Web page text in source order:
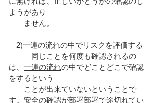
ようがあり
ません。
2)一連の流れの中でリスクを評価する
同じことを何度も確認されるの
は、 一連の流れの中でどことどこで確認
をするという
ことが出来ていないということで
す。安全の確認が部署部署で途切れてい